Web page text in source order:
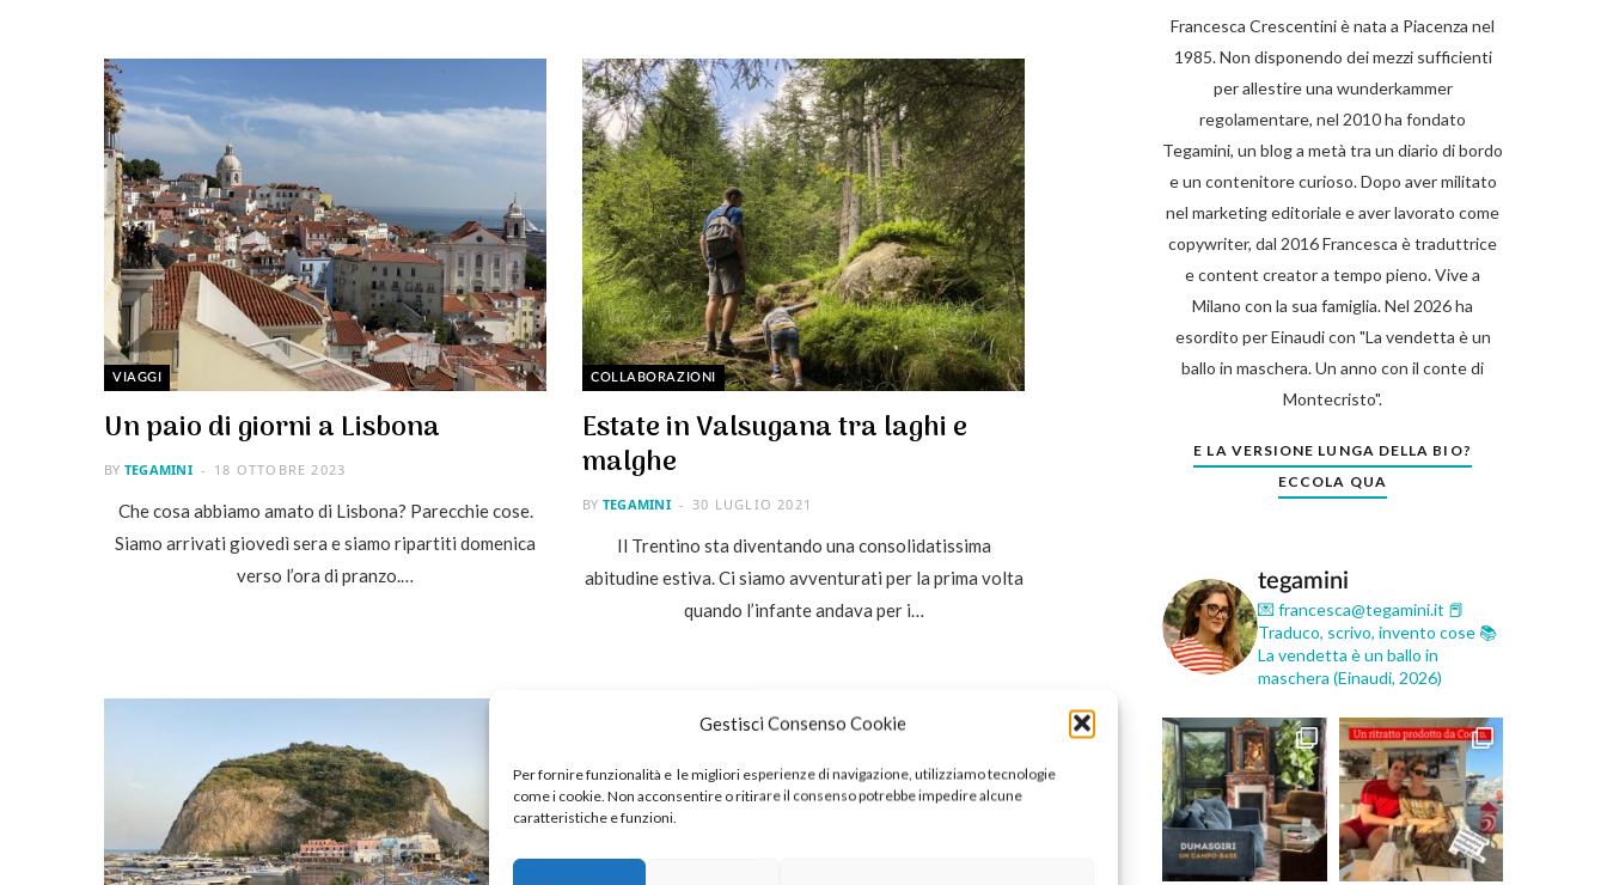
Gestisci Consenso Cookie
Per fornire funzionalità e le migliori esperienze di navigazione, utilizziamo tecnologie
come i cookie. Non acconsentire o ritirare il consenso potrebbe impedire alcune
caratteristiche e funzioni.
VIAGGI
Un paio di giorni a Lisbona
BY TEGAMINI 18 OTTOBRE 2023
Che cosa abbiamo amato di Lisbona? Parecchie cose.
Siamo arrivati giovedì sera e siamo ripartiti domenica
verso l’ora di pranzo.…
COLLABORAZIONI
Estate in Valsugana tra laghi e
malghe
BY TEGAMINI 30 LUGLIO 2021
Il Trentino sta diventando una consolidatissima
abitudine estiva. Ci siamo avventurati per la prima volta
quando l’infante andava per i…
Francesca Crescentini è nata a Piacenza nel
1985. Non disponendo dei mezzi sufficienti
per allestire una wunderkammer
regolamentare, nel 2010 ha fondato
Tegamini, un blog a metà tra un diario di bordo
e un contenitore curioso. Dopo aver militato
nel marketing editoriale e aver lavorato come
copywriter, dal 2016 Francesca è traduttrice
e content creator a tempo pieno. Vive a
Milano con la sua famiglia. Nel 2026 ha
esordito per Einaudi con "La vendetta è un
ballo in maschera. Un anno con il conte di
Montecristo".
E LA VERSIONE LUNGA DELLA BIO?
ECCOLA QUA
tegamini
💌 francesca@tegamini.it 📕
Traduco, scrivo, invento cose 📚
La vendetta è un ballo in
maschera (Einaudi, 2026)